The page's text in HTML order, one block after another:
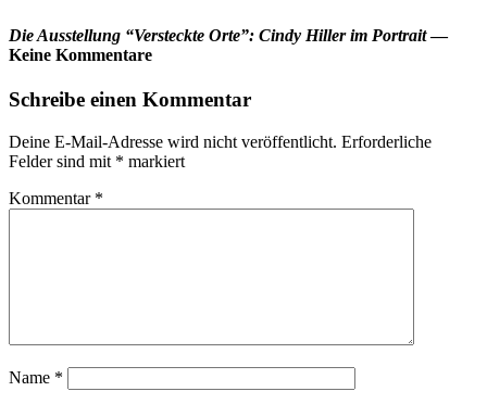
Die Ausstellung “Versteckte Orte”: Cindy Hiller im Portrait—
Keine Kommentare
Schreibe einen Kommentar
Deine E-Mail-Adresse wird nicht veröffentlicht. Erforderliche
Felder sind mit * markiert
Kommentar *
Name *